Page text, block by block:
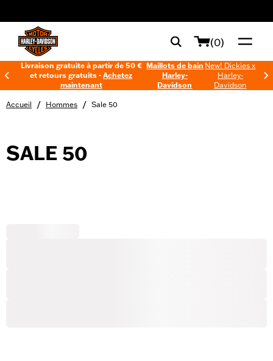
(0)
Livraison gratuite à partir de 50 €
et retours gratuits -Achetez
maintenant
Maillots de bain
Harley-
Davidson
New! Dickies x
Harley-
Davidson
Accueil / Hommes / Sale 50
SALE 50